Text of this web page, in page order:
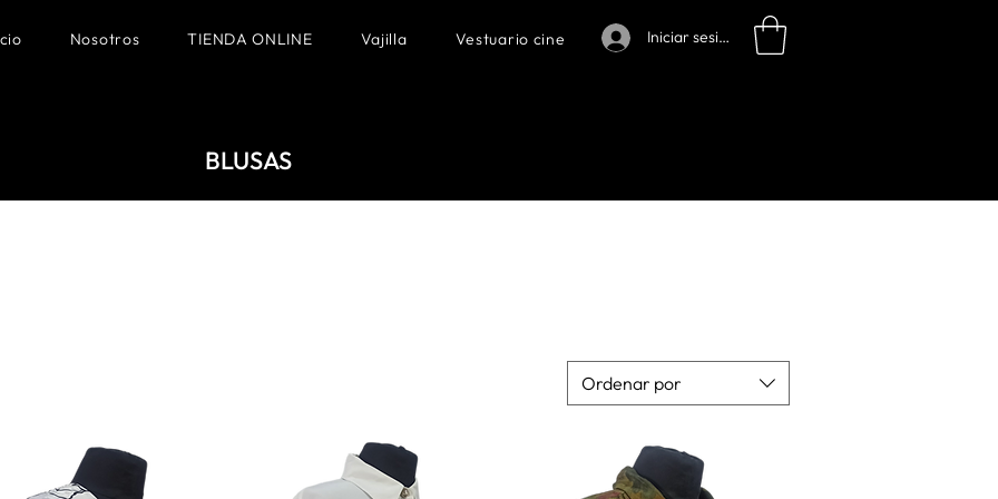
Nosotros TIENDA ONLINE Vajilla Vestuario cine Iniciar sesión
BLUSAS
Ordenar por